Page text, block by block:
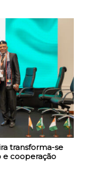
transforma-se
e cooperação